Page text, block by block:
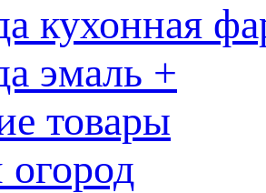
кухонная
эмаль +
товары